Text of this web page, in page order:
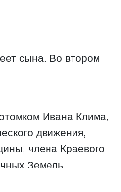
сына. Во втором
Ивана Клима,
движения,
члена Краевого
Земель.